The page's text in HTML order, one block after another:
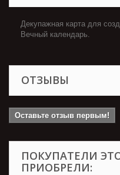
Декупажная карта для
Вечный календарь.
ОТЗЫВЫ
Оставьте отзыв первым!
ПОКУПАТЕЛИ
ПРИОБРЕЛИ: